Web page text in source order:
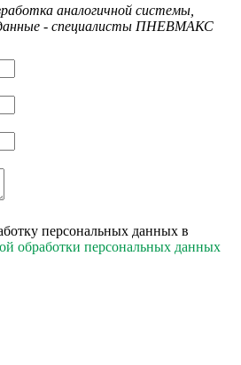
аналогичной системы,
- специалисты ПНЕВМАКС
персональных данных в
обработки персональных данных